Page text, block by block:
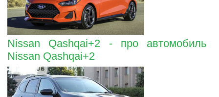
Nissan Qashqai+2 - про автомобиль
Nissan Qashqai+2